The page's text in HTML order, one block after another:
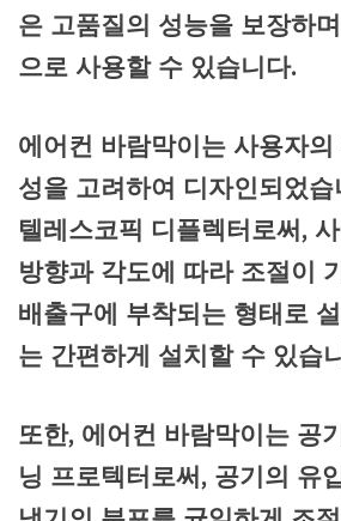
은 고품질의 성능을 보장하
으로 사용할 수 있습니다.
에어컨 바람막이는 사용자
성을 고려하여 디자인되었
텔레스코픽 디플렉터로써,
방향과 각도에 따라 조절이
배출구에 부착되는 형태로
는 간편하게 설치할 수 있습
또한, 에어컨 바람막이는 공
닝 프로텍터로써, 공기의 유